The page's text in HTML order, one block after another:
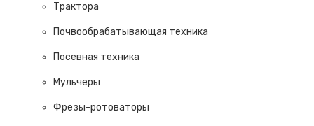
Трактора
Почвообрабатывающая техника
Посевная техника
Мульчеры
Фрезы-ротоваторы